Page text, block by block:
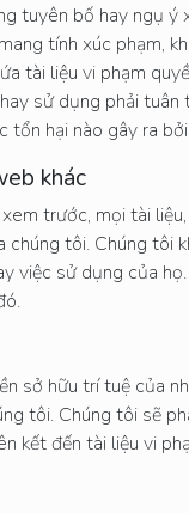
tuyên bố hay ngụ
tính xúc phạm,
tài liệu vi phạm
sử dụng phải
hại nào gây ra
khác
trước, mọi tài
chúng tôi. Chúng
việc sử dụng của
sở hữu trí tuệ của
tôi. Chúng tôi sẽ
kết đến tài liệu vi